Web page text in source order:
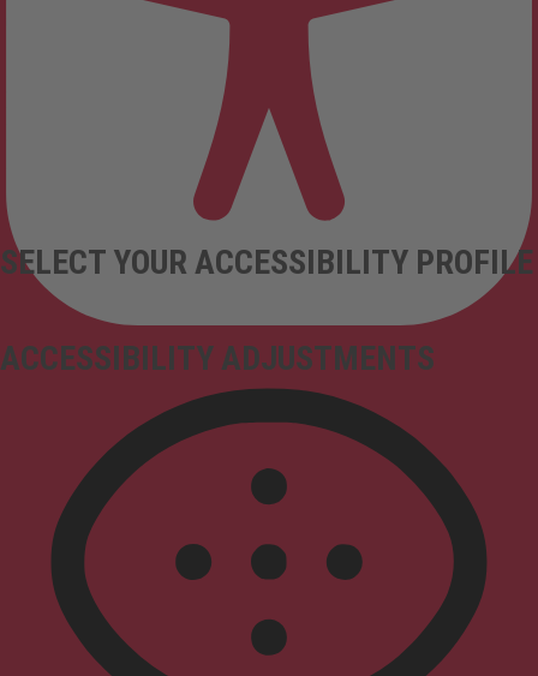
ACCESSIBILITY ADJUSTMENTS
SELECT YOUR ACCESSIBILITY PROFILE